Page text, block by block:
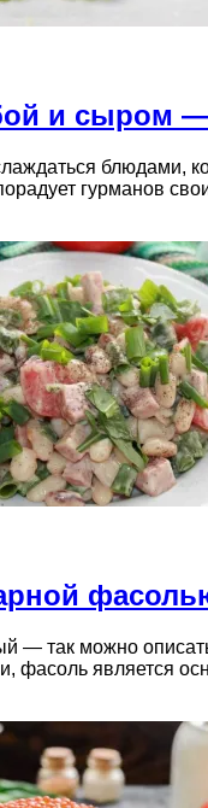
и сыром —
блюдами,
гурманов
— так можно
фасоль является